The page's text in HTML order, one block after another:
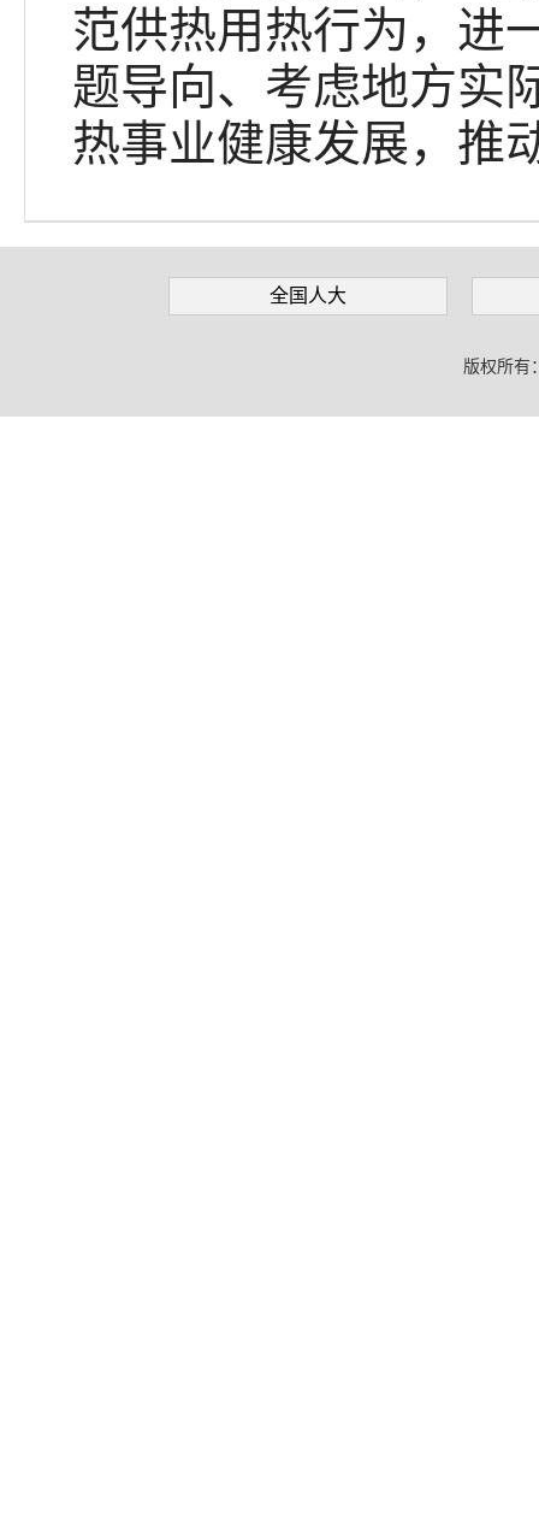
范供热用热行为，进
题导向、考虑地方实
热事业健康发展，推
全国人大
版权所